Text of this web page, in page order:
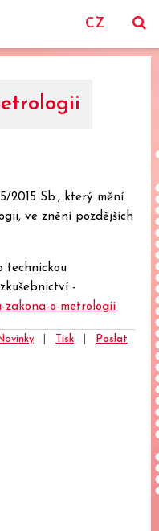
CZ
2015 Sb., který mění
ve znění pozdějších
technickou
-
zakona-o-metrologii
Tisk
Poslat